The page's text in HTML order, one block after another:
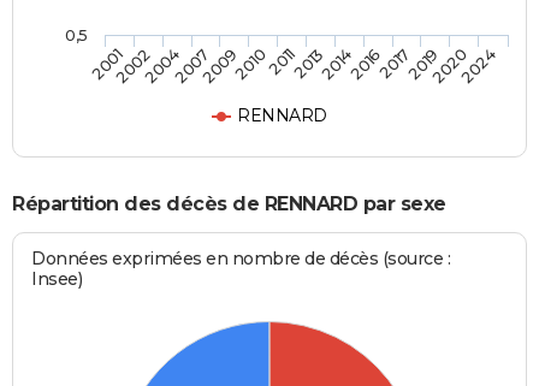
RENNARD
20012002200420072009201020112013201420162017201920202024
0,5
Répartition des décès de RENNARD par sexe
Données exprimées en nombre de décès (source :
Insee)